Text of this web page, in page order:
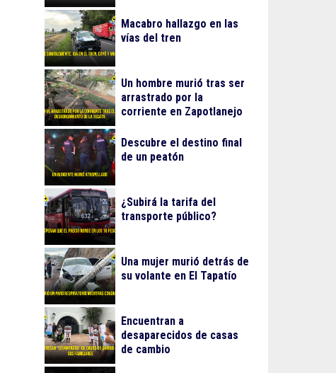
Macabro hallazgo en las
vías del tren
Un hombre murió tras ser
arrastrado por la
corriente en Zapotlanejo
Descubre el destino final
de un peatón
¿Subirá la tarifa del
transporte público?
Una mujer murió detrás de
su volante en El Tapatío
Encuentran a
desaparecidos de casas
de cambio